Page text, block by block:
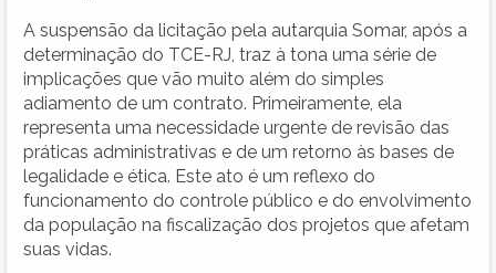
A suspensão da licitação pela autarquia Somar, após a
determinação do TCE-RJ, traz à tona uma série de
implicações que vão muito além do simples
adiamento de um contrato. Primeiramente, ela
representa uma necessidade urgente de revisão das
práticas administrativas e de um retorno às bases de
legalidade e ética. Este ato é um reflexo do
funcionamento do controle público e do envolvimento
da população na fiscalização dos projetos que afetam
suas vidas.